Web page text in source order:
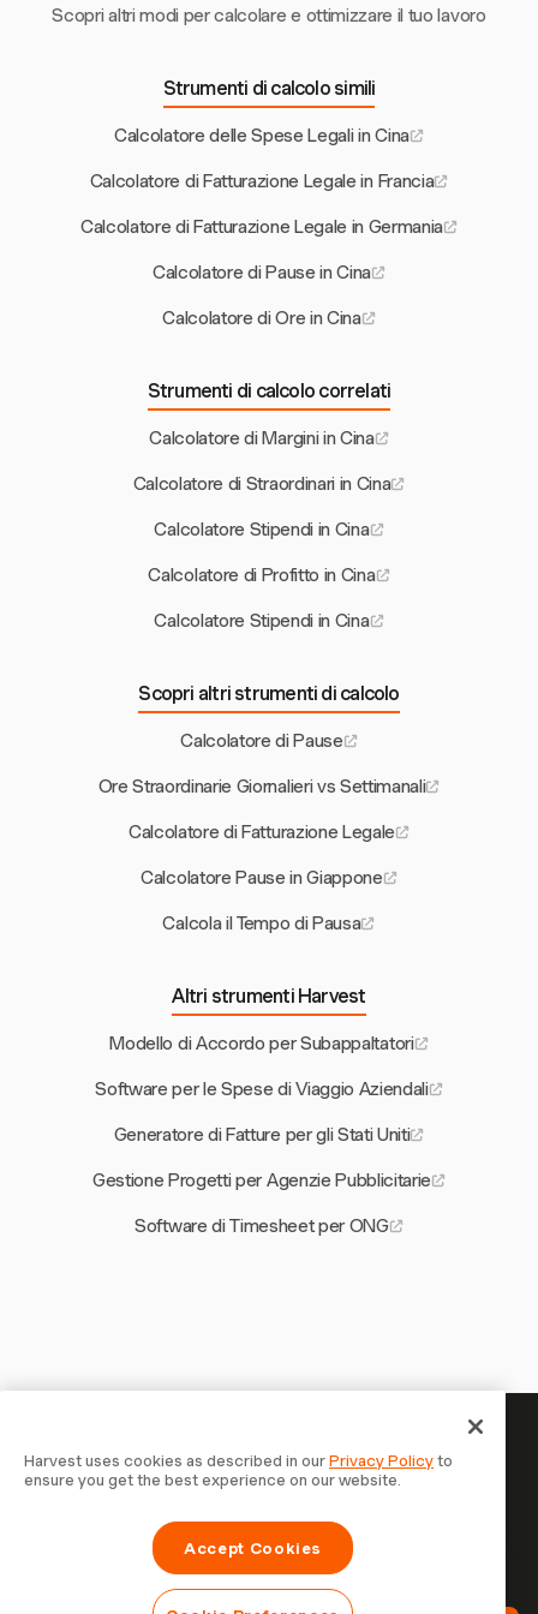
Scopri altri modi per calcolare e ottimizzare il tuo lavoro
Strumenti di calcolo simili
Calcolatore delle Spese Legali in Cina
Calcolatore di Fatturazione Legale in Francia
Calcolatore di Fatturazione Legale in Germania
Calcolatore di Pause in Cina
Calcolatore di Ore in Cina
Strumenti di calcolo correlati
Calcolatore di Margini in Cina
Calcolatore di Straordinari in Cina
Calcolatore Stipendi in Cina
Calcolatore di Profitto in Cina
Calcolatore Stipendi in Cina
Scopri altri strumenti di calcolo
Calcolatore di Pause
Ore Straordinarie Giornalieri vs Settimanali
Calcolatore di Fatturazione Legale
Calcolatore Pause in Giappone
Calcola il Tempo di Pausa
Altri strumenti Harvest
Modello di Accordo per Subappaltatori
Software per le Spese di Viaggio Aziendali
Generatore di Fatture per gli Stati Uniti
Gestione Progetti per Agenzie Pubblicitarie
Software di Timesheet per ONG
Il tuo tempo merita di essere
tracciato — inizia ora
Unisciti a oltre 70.000 aziende che monitorano il tempo,
fatturano i clienti e vengono pagate più velocemente con
Harvest uses cookies as described in ourPrivacy Policyto
ensure you get the best experience on our website.
Accept Cookies